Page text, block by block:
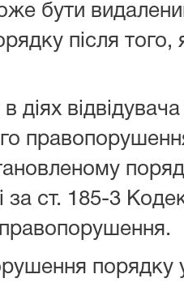
бути
після того,
діях
за ст. 185-3
правопорушення.
порядку